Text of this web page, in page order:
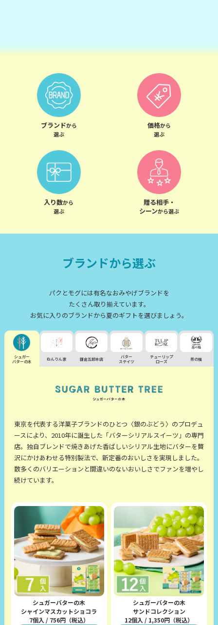
ブランドから
選ぶ
価格から
選ぶ
入り数から
選ぶ
贈る相手・
シーンから選ぶ
ブランドから選ぶ
パクとモグには有名なおみやげブランドを
たくさん取り揃えています。
お気に入りのブランドから夏のギフトを選びましょう。
シュガー
バターの木
東京を代表する洋菓子ブランドのひとつ〈銀のぶどう〉のプロデュ
ースにより、2010年に誕生した「バターシリアルスイーツ」の専門
店。独自ブレンドで焼きあげた香ばしいシリアル生地にバターを贅
沢にかけあわせる特別製法で、新定番のおいしさを実現しました。
数多くのバリエーションと間違いのないおいしさでファンを増やし
続けています。
シュガーバターの木
シャインマスカットショコラ
7個入 / 756円（税込）
シュガーバターの木
サンドコレクション
12個入 / 1,350円（税込）
ねんりん家 鎌倉五郎本店
バター
ステイツ
チューリップ
ローズ
茶の福